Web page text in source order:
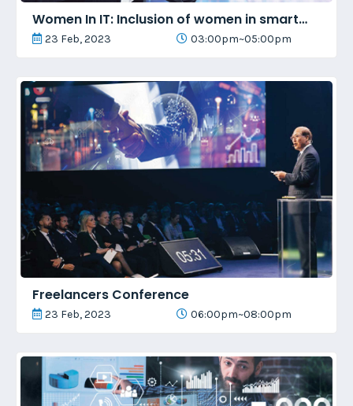
Women In IT: Inclusion of women in smart
Bangladesh
23 Feb, 2023 03:00pm~05:00pm
Freelancers Conference
23 Feb, 2023 06:00pm~08:00pm